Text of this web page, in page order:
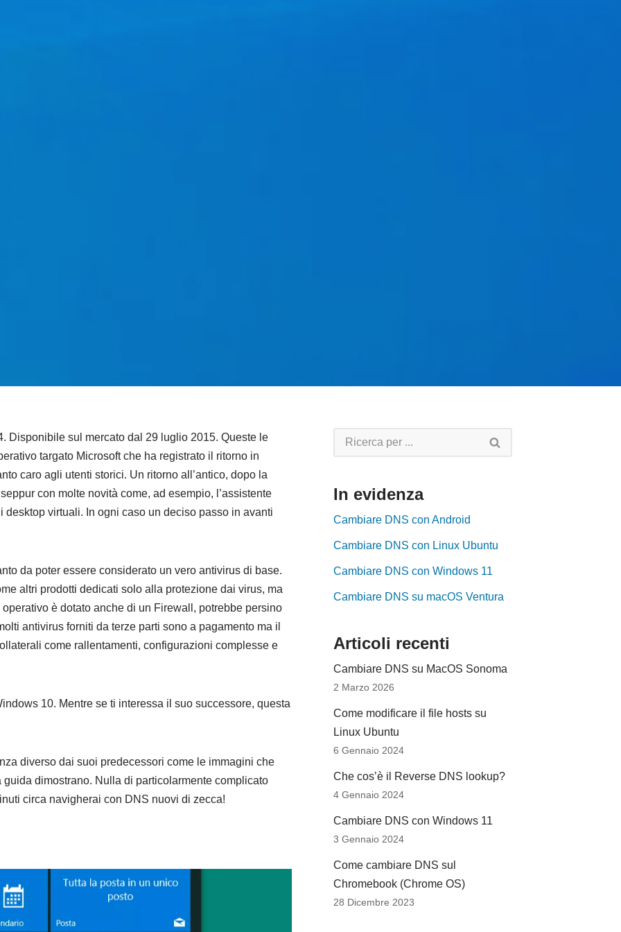
Disponibile sul mercato dal 29 luglio 2015. Queste le
targato Microsoft che ha registrato il ritorno in
caro agli utenti storici. Un ritorno all’antico, dopo la
con molte novità come, ad esempio, l’assistente
virtuali. In ogni caso un deciso passo in avanti
da poter essere considerato un vero antivirus di base.
altri prodotti dedicati solo alla protezione dai virus, ma
è dotato anche di un Firewall, potrebbe persino
antivirus forniti da terze parti sono a pagamento ma il
come rallentamenti, configurazioni complesse e
10. Mentre se ti interessa il suo successore, questa
diverso dai suoi predecessori come le immagini che
dimostrano. Nulla di particolarmente complicato
circa navigherai con DNS nuovi di zecca!
In evidenza
Cambiare DNS con Android
Cambiare DNS con Linux Ubuntu
Cambiare DNS con Windows 11
Cambiare DNS su macOS Ventura
Articoli recenti
Cambiare DNS su MacOS Sonoma
2 Marzo 2026
Come modificare il file hosts su
Linux Ubuntu
6 Gennaio 2024
Che cos’è il Reverse DNS lookup?
4 Gennaio 2024
Cambiare DNS con Windows 11
3 Gennaio 2024
Come cambiare DNS sul
Chromebook (Chrome OS)
28 Dicembre 2023